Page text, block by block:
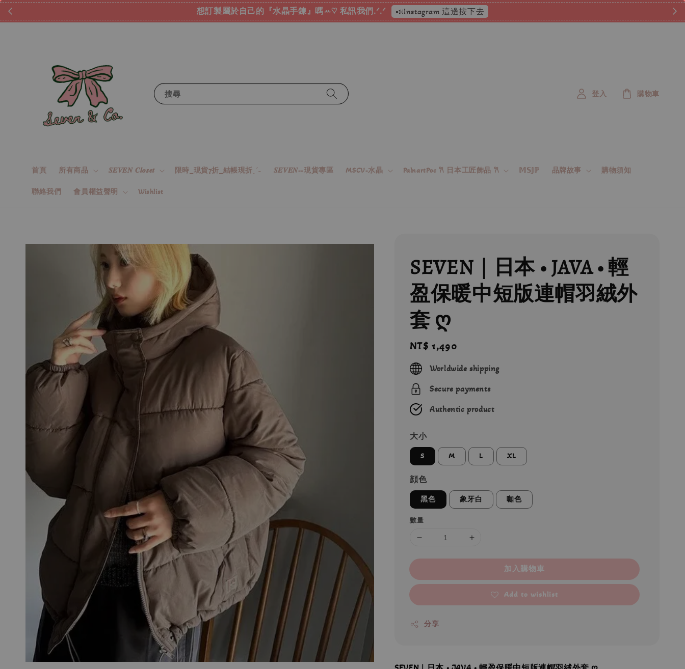
想訂製屬於自己的『水晶手鍊』嗎ꕀ♡ 私訊我們.ᐟ.ᐟ 📣Instagram 這邊按下去
搜尋
首頁 所有商品 𝑺𝑬𝑽𝑬𝑵 𝑪𝒍𝒐𝒔𝒆𝒕 限時_現貨7折_結帳現折ˎˊ˗ 𝑺𝑬𝑽𝑬𝑵--現貨專區 MSCV-水晶 PalnartPoc 𐙚 日本工匠飾品 𐙚 𝕄𝕊𝕁ℙ 品牌故事 購物須知
聯絡我們 會員權益聲明 Wishlist
登入 購物車
SEVEN｜日本 • JAVA • 輕
盈保暖中短版連帽羽絨外
套 ღ
Regular
price
NT$ 1,490
Worldwide shipping
Secure payments
Authentic product
大小
S M L XL
顔色
黑色 象牙白 咖色
數量
加入購物車
Add to wishlist
分享